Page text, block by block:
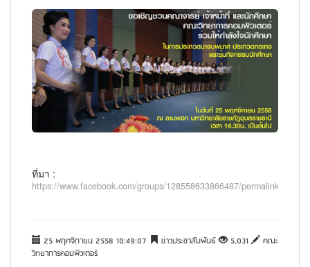
ที่มา :
https://www.facebook.com/groups/128558633866487/permalink/
25 พฤศจิกายน 2558 10:49:07 ข่าวประชาสัมพันธ์ 5,031
คณะ
วิทยาการคอมพิวเตอร์